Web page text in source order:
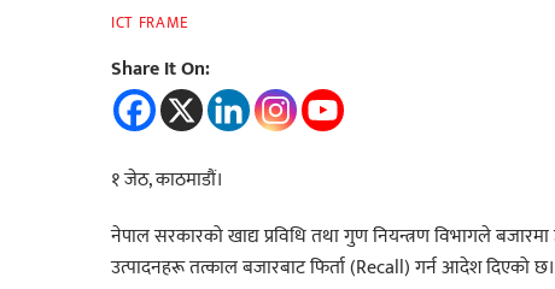
ICT FRAME
Share It On:
१ जेठ, काठमाडौं।
नेपाल सरकारको खाद्य प्रविधि तथा गुण नियन्त्रण विभागले
उत्पादनहरू तत्काल बजारबाट फिर्ता (Recall) गर्न आदेश दिएको छ।